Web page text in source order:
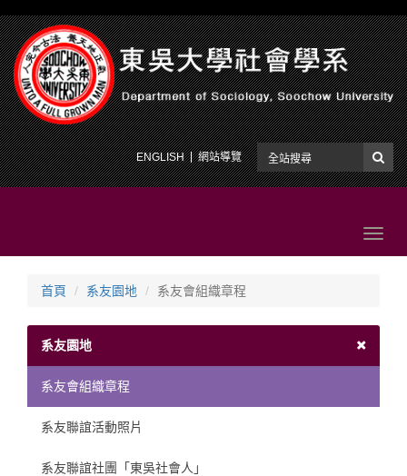
ENGLISH 網站導覽
首頁 系友園地 系友會組織章程
系友園地
系友會組織章程
系友聯誼活動照片
系友聯誼社團「東吳社會人」